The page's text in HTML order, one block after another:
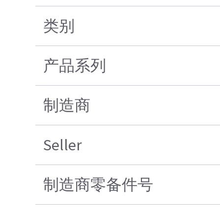
类别
产品系列
制造商
Seller
制造商零备件号